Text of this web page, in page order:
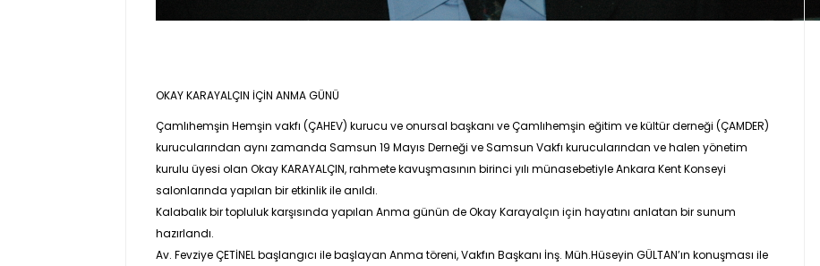
OKAY KARAYALÇIN İÇİN ANMA GÜNÜ
Çamlıhemşin Hemşin vakfı (ÇAHEV) kurucu ve onursal başkanı ve Çamlıhemşin eğitim ve kültür derneği (ÇAMDER)
kurucularından aynı zamanda Samsun 19 Mayıs Derneği ve Samsun Vakfı kurucularından ve halen yönetim
kurulu üyesi olan Okay KARAYALÇIN, rahmete kavuşmasının birinci yılı münasebetiyle Ankara Kent Konseyi
salonlarında yapılan bir etkinlik ile anıldı.
Kalabalık bir topluluk karşısında yapılan Anma günün de Okay Karayalçın için hayatını anlatan bir sunum
hazırlandı.
Av. Fevziye ÇETİNELbaşlangıcı ile başlayan Anma töreni, Vakfın Başkanı İnş. Müh.Hüseyin GÜLTAN’ın konuşması ile